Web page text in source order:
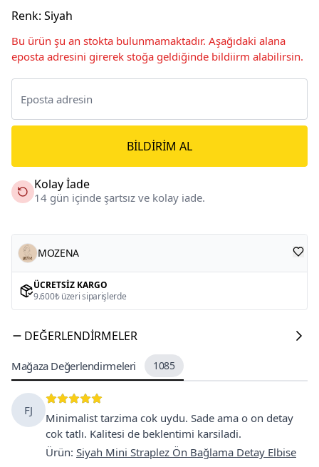
Renk: Siyah
Bu ürün şu an stokta bulunmamaktadır. Aşağıdaki alana
eposta adresini girerek stoğa geldiğinde bildiirm alabilirsin.
BILDIRIM AL
Kolay İade
14 gün içinde şartsız ve kolay iade.
MOZENA
ÜCRETSIZ KARGO
9.600₺ üzeri siparişlerde
DEĞERLENDIRMELER
Mağaza Değerlendirmeleri 1085
FJ
Minimalist tarzima cok uydu. Sade ama o on detay
cok tatlı. Kalitesi de beklentimi karsiladi.
Ürün: Siyah Mini Straplez Ön Bağlama Detay Elbise